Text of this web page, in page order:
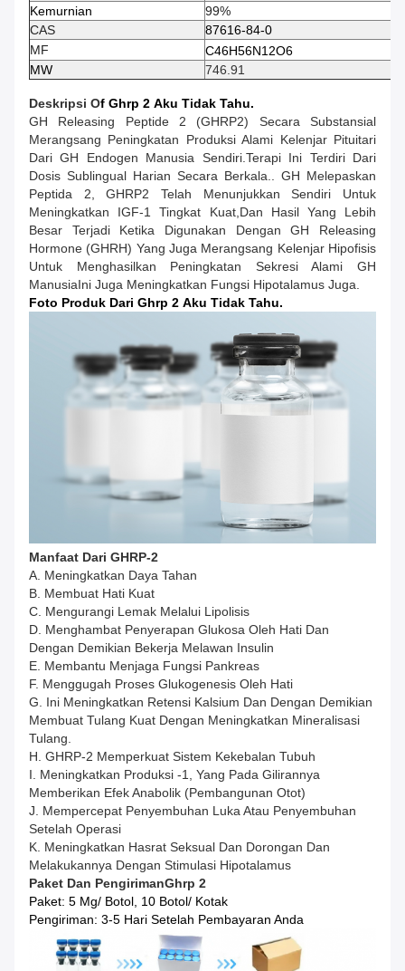
Kemurnian
99%
CAS
87616-84-0
MF
C46H56N12O6
MW
746.91
Deskripsi OF Ghrp 2 Aku Tidak Tahu.
GH Releasing Peptide 2 (GHRP2) Secara Substansial
Merangsang Peningkatan Produksi Alami Kelenjar Pituitari
Dari GH Endogen Manusia Sendiri.Terapi Ini Terdiri Dari
Dosis Sublingual Harian Secara Berkala.. GH Melepaskan
Peptida 2, GHRP2 Telah Menunjukkan Sendiri Untuk
Meningkatkan IGF-1 Tingkat Kuat,dan Hasil Yang Lebih
Besar Terjadi Ketika Digunakan Dengan GH Releasing
Hormone (GHRH) Yang Juga Merangsang Kelenjar Hipofisis
Untuk Menghasilkan Peningkatan Sekresi Alami GH
ManusiaIni Juga Meningkatkan Fungsi Hipotalamus Juga.
Foto Produk Dari Ghrp 2 Aku Tidak Tahu.
Manfaat Dari GHRP-2
A. Meningkatkan Daya Tahan
B. Membuat Hati Kuat
C. Mengurangi Lemak Melalui Lipolisis
D. Menghambat Penyerapan Glukosa Oleh Hati Dan
Dengan Demikian Bekerja Melawan Insulin
E. Membantu Menjaga Fungsi Pankreas
F. Menggugah Proses Glukogenesis Oleh Hati
G. Ini Meningkatkan Retensi Kalsium Dan Dengan Demikian
Membuat Tulang Kuat Dengan Meningkatkan Mineralisasi
Tulang.
H. GHRP-2 Memperkuat Sistem Kekebalan Tubuh
I. Meningkatkan Produksi -1, Yang Pada Gilirannya
Memberikan Efek Anabolik (pembangunan Otot)
J. Mempercepat Penyembuhan Luka Atau Penyembuhan
Setelah Operasi
K. Meningkatkan Hasrat Seksual Dan Dorongan Dan
Melakukannya Dengan Stimulasi Hipotalamus
Paket Dan PengirimanGhrp 2
Paket: 5 Mg/ Botol, 10 Botol/ Kotak
Pengiriman: 3-5 Hari Setelah Pembayaran Anda